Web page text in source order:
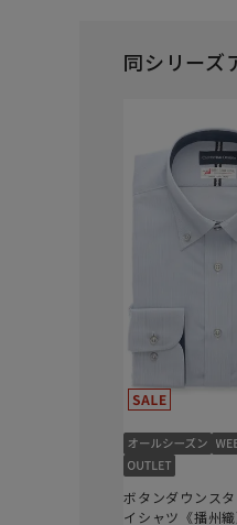
同シリーズ
ボタンダウンス
イシャツ《播州織